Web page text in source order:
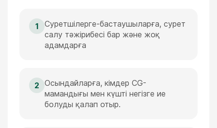
1
Суретшілерге-бастаушыларға, сурет
салу тәжірибесі бар және жоқ
адамдарға
2 Осындайларға, кімдер CG-
мамандығы мен күшті негізге ие
болуды қалап отыр.